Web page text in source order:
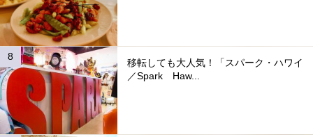
移転しても大人気！「スパーク・ハワイ
／Spark Haw...